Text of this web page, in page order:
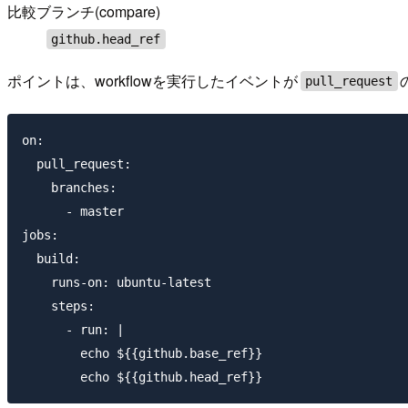
比較ブランチ(compare)
github.head_ref
ポイントは、workflowを実行したイベントが pull_request
on:
  pull_request:
    branches:
      - master
jobs:
  build:
    runs-on: ubuntu-latest
    steps:
      - run: |
        echo ${{github.base_ref}}